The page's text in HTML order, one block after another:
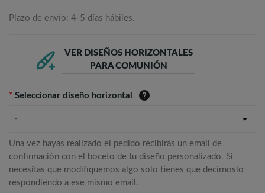
Plazo de envío: 4-5 días hábiles.
VER DISEÑOS HORIZONTALES
PARA COMUNIÓN
* Seleccionar diseño horizontal
-
Una vez hayas realizado el pedido recibirás un email de
confirmación con el boceto de tu diseño personalizado. Si
necesitas que modifiquemos algo solo tienes que decírnoslo
respondiendo a ese mismo email.